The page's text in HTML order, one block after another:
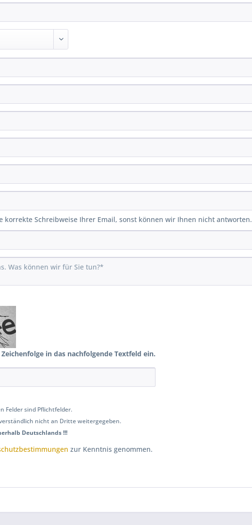
korrekte Schreibweise Ihrer Email, sonst können wir Ihnen nicht antworten.
in das nachfolgende Textfeld ein.
Felder sind Pflichtfelder.
nicht an Dritte weitergegeben.
Deutschlands !!!
zur Kenntnis genommen.